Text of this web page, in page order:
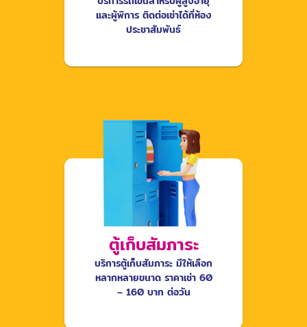
และผู้พิการ ติดต่อเช่าได้ที่ห้อง
ประชาสัมพันธ์
ตู้เก็บสัมภาระ
บริการตู้เก็บสัมภาระ มีให้เลือก
หลากหลายขนาด ราคาเช่า 60
– 160 บาท ต่อวัน